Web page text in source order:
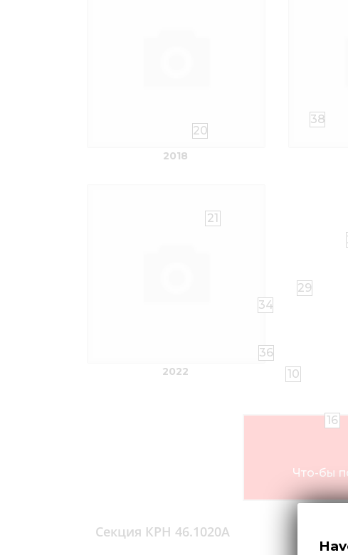
2018
2022
Что-бы
Секция КРН 46.1020А
10
16
20
21
29
34
36
38